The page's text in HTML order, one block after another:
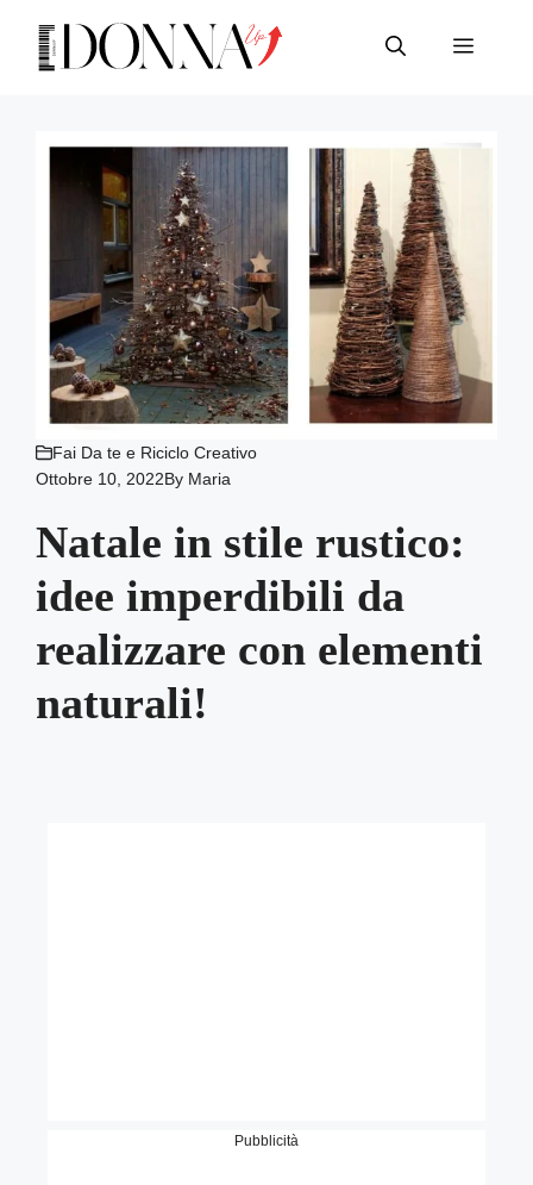
contenuto
Menu
Fai Da te e Riciclo Creativo
Ottobre 10, 2022By Maria
Natale in stile rustico:
idee imperdibili da
realizzare con elementi
naturali!
Pubblicità